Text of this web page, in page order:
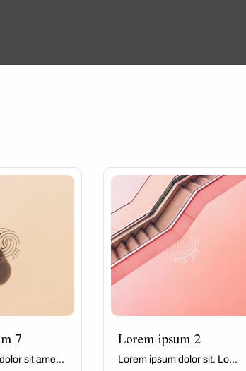
7
sit ame...
Lorem ipsum 2
Lorem ipsum dolor sit. Lo...